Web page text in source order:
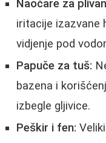
Naočare za
iritacije izazvane
vidjenje pod
Papuče za tuš:
bazena i
izbegle gljivice.
Peškir i fen: